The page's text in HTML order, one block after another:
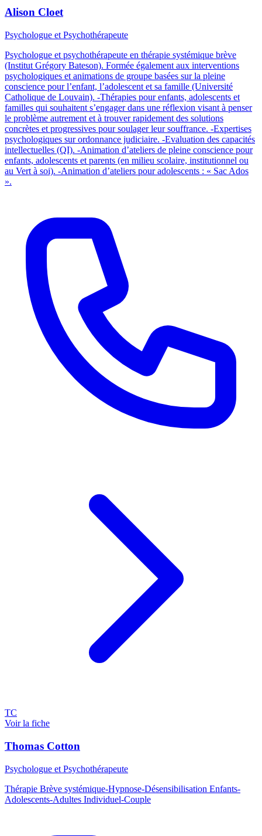
Alison Cloet
Psychologue et Psychothérapeute
Psychologue et psychothérapeute en thérapie systémique brève
(Institut Grégory Bateson). Formée également aux interventions
psychologiques et animations de groupe basées sur la pleine
conscience pour l’enfant, l’adolescent et sa famille (Université
Catholique de Louvain). -Thérapies pour enfants, adolescents et
familles qui souhaitent s’engager dans une réflexion visant à penser
le problème autrement et à trouver rapidement des solutions
concrètes et progressives pour soulager leur souffrance. -Expertises
psychologiques sur ordonnance judiciaire. -Evaluation des capacités
intellectuelles (QI). -Animation d’ateliers de pleine conscience pour
enfants, adolescents et parents (en milieu scolaire, institutionnel ou
au Vert à soi). -Animation d’ateliers pour adolescents : « Sac Ados
».
TC
Voir la fiche
Thomas Cotton
Psychologue et Psychothérapeute
Thérapie Brève systémique-Hypnose-Désensibilisation Enfants-
Adolescents-Adultes Individuel-Couple